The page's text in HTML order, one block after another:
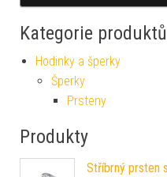
Kategorie produktů
Hodinky a šperky
Šperky
Prsteny
Produkty
Stříbrný prsten